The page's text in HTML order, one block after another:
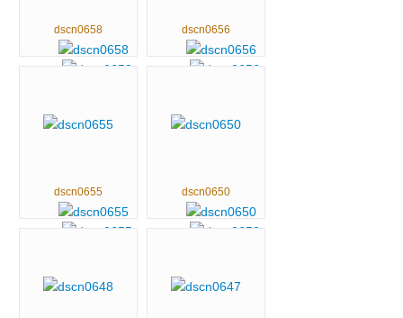
dscn0658 dscn0656
dscn0655 dscn0650